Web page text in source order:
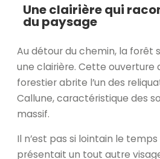
Une clairière qui
du paysage
Au détour du chemin, la forêt
une clairière. Cette ouverture
forestier abrite l’un des
Callune, caractéristique des
massif.
Il n’est pas si lointain le
présentait un tout autre